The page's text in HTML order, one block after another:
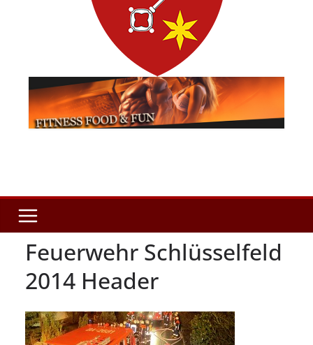
Feuerwehr Schlüsselfeld
2014 Header